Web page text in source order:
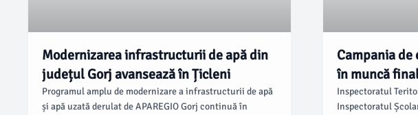
Modernizarea infrastructurii de apă din
județul Gorj avansează în Țicleni
Programul amplu de modernizare a infrastructurii de apă
și apă uzată derulat de APAREGIO Gorj continuă în
Campania
în muncă
Inspectoratul
Inspectoratul